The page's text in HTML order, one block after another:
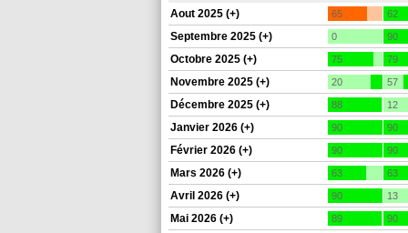
Aout 2025 (+)
65 62
Septembre 2025 (+) 0 90
Octobre 2025 (+) 75 79
Novembre 2025 (+) 20 57
Décembre 2025 (+) 88 12
Janvier 2026 (+) 90 90
Février 2026 (+) 90 90
Mars 2026 (+) 63 63
Avril 2026 (+) 90 13
Mai 2026 (+) 89 90